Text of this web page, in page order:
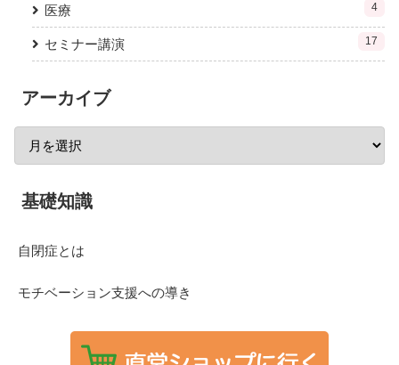
医療 4
セミナー講演 17
アーカイブ
基礎知識
自閉症とは
モチベーション支援への導き